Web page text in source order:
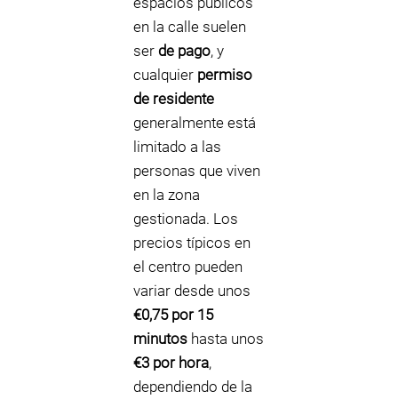
en la calle suelen
ser de pago, y
cualquier permiso
de residente
generalmente está
limitado a las
personas que viven
en la zona
gestionada. Los
precios típicos en
el centro pueden
variar desde unos
€0,75 por 15
minutos hasta unos
€3 por hora,
dependiendo de la